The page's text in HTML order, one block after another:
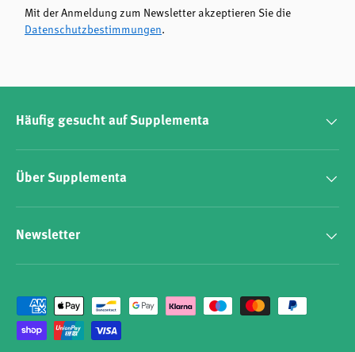
Mit der Anmeldung zum Newsletter akzeptieren Sie die
Datenschutzbestimmungen.
Häufig gesucht auf Supplementa
Über Supplementa
Newsletter
Zahlungsmethoden